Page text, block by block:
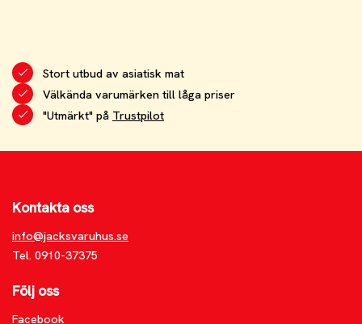
Stort utbud av asiatisk mat
Välkända varumärken till låga priser
"Utmärkt" på Trustpilot
Kontakta oss
info@jacksvaruhus.se
Tel. 0910-37375
Följ oss
Facebook